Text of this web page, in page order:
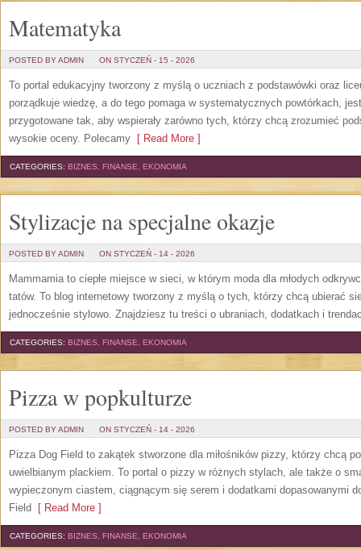
Matematyka
POSTED BY ADMIN ON STYCZEŃ - 15 - 2026
To portal edukacyjny tworzony z myślą o uczniach z podstawówki oraz
porządkuje wiedzę, a do tego pomaga w systematycznych powtórkach,
przygotowane tak, aby wspierały zarówno tych, którzy chcą zrozumieć
wysokie oceny. Polecamy [ Read More ]
CATEGORIES: BIZNES, FINANSE, EKONOMIA
Stylizacje na specjalne okazje
POSTED BY ADMIN ON STYCZEŃ - 14 - 2026
Mammamia to ciepłe miejsce w sieci, w którym moda dla młodych
tatów. To blog internetowy tworzony z myślą o tych, którzy chcą ubierać
jednocześnie stylowo. Znajdziesz tu treści o ubraniach, dodatkach i
CATEGORIES: BIZNES, FINANSE, EKONOMIA
Pizza w popkulturze
POSTED BY ADMIN ON STYCZEŃ - 14 - 2026
Pizza Dog Field to zakątek stworzone dla miłośników pizzy, którzy chcą
uwielbianym plackiem. To portal o pizzy w różnych stylach, ale także o
wypieczonym ciastem, ciągnącym się serem i dodatkami dopasowanymi
Field [ Read More ]
CATEGORIES: BIZNES, FINANSE, EKONOMIA